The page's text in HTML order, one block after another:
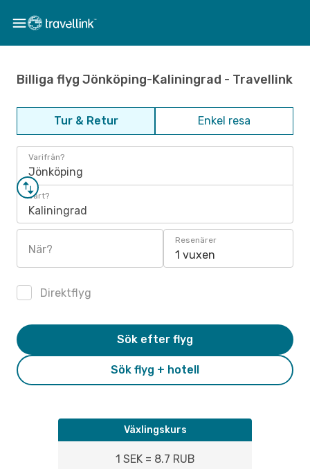
Billiga flyg Jönköping-Kaliningrad - Travellink
Tur & Retur Enkel resa
Varifrån?
Jönköping
Vart?
Kaliningrad
När?
Resenärer
1 vuxen
Direktflyg
Sök flyg + hotell
Sök efter flyg
Växlingskurs
1 SEK = 8.7 RUB